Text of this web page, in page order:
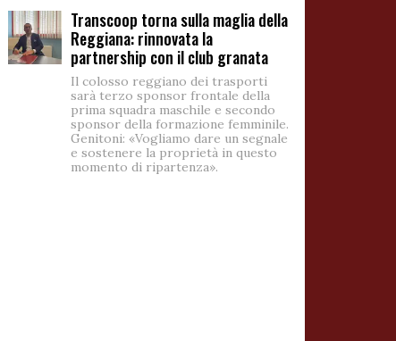
Transcoop torna sulla maglia della
Reggiana: rinnovata la
partnership con il club granata
Il colosso reggiano dei trasporti
sarà terzo sponsor frontale della
prima squadra maschile e secondo
sponsor della formazione femminile.
Genitoni: «Vogliamo dare un segnale
e sostenere la proprietà in questo
momento di ripartenza».